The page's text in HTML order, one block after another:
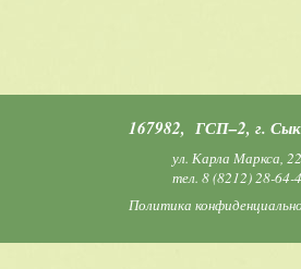
167982, ГСП–2, г.
ул. Карла Маркса,
тел. 8 (8212) 28-64-
Политика